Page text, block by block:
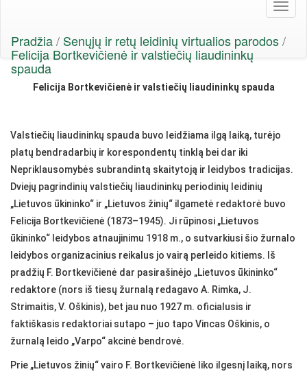
Pradžia/ Senųjų ir retų leidinių virtualios parodos/
Felicija Bortkevičienė ir valstiečių liaudininkų
spauda
Felicija Bortkevičienė ir valstiečių liaudininkų spauda
Valstiečių liaudininkų spauda buvo leidžiama ilgą laiką, turėjo
platų bendradarbių ir korespondentų tinklą bei dar iki
Nepriklausomybės subrandintą skaitytoją ir leidybos tradicijas.
Dviejų pagrindinių valstiečių liaudininkų periodinių leidinių
„Lietuvos ūkininko“ ir „Lietuvos žinių“ ilgametė redaktorė buvo
Felicija Bortkevičienė (1873–1945). Ji rūpinosi „Lietuvos
ūkininko“ leidybos atnaujinimu 1918 m., o sutvarkiusi šio žurnalo
leidybos organizacinius reikalus jo vairą perleido kitiems. Iš
pradžių F. Bortkevičienė dar pasirašinėjo „Lietuvos ūkininko“
redaktore (nors iš tiesų žurnalą redagavo A. Rimka, J.
Strimaitis, V. Oškinis), bet jau nuo 1927 m. oficialusis ir
faktiškasis redaktoriai sutapo – juo tapo Vincas Oškinis, o
žurnalą leido „Varpo“ akcinė bendrovė.
Prie „Lietuvos žinių“ vairo F. Bortkevičienė liko ilgesnį laiką, nors